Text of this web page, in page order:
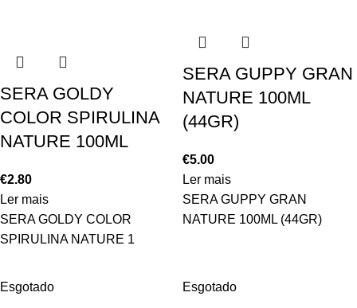
SERA GOLDY
COLOR SPIRULINA
NATURE 100ML
€2.80
Ler mais
SERA GOLDY COLOR
SPIRULINA NATURE 1
SERA GUPPY GRAN
NATURE 100ML
(44GR)
€5.00
Ler mais
SERA GUPPY GRAN
NATURE 100ML (44GR)
Esgotado Esgotado